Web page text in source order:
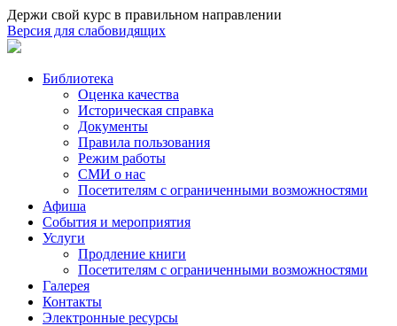
Держи свой курс в правильном направлении
Версия для слабовидящих
Библиотека
Оценка качества
Историческая справка
Документы
Правила пользования
Режим работы
СМИ о нас
Посетителям с ограниченными возможностями
Афиша
События и мероприятия
Услуги
Продление книги
Посетителям с ограниченными возможностями
Галерея
Контакты
Электронные ресурсы